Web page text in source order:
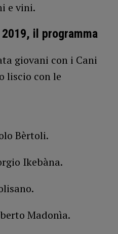
e vini.
il programma
giovani con i Cani
liscio con le
Bèrtoli.
Ikebàna.
Madonìa.